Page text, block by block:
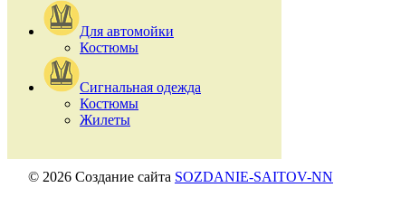
Для автомойки
Костюмы
Сигнальная одежда
Костюмы
Жилеты
© 2026 Создание сайта SOZDANIE-SAITOV-NN